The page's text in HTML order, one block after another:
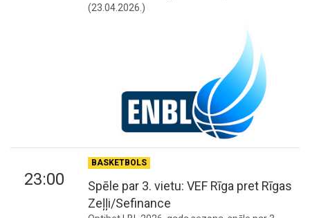
(23.04.2026.)
23:00
BASKETBOLS
Spēle par 3. vietu: VEF Rīga pret Rīgas
Zeļļi/Sefinance